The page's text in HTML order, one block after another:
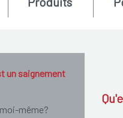
un saignement
même?